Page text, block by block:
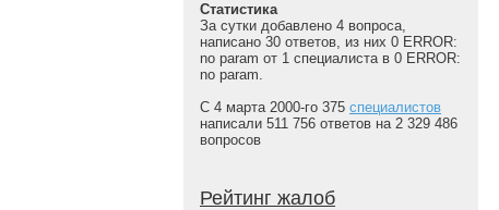
Статистика
За сутки добавлено 4 вопроса,
написано 30 ответов, из них 0 ERROR:
no param от 1 специалиста в 0 ERROR:
no param.
С 4 марта 2000-го 375 специалистов
написали 511 756 ответов на 2 329 486
вопросов
Рейтинг жалоб